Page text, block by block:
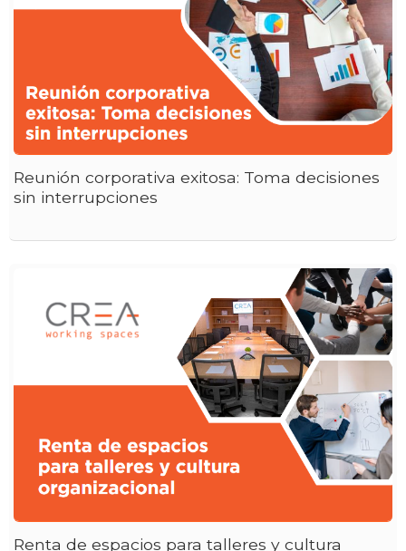
Reunión corporativa exitosa: Toma decisiones
sin interrupciones
Renta de espacios para talleres y cultura